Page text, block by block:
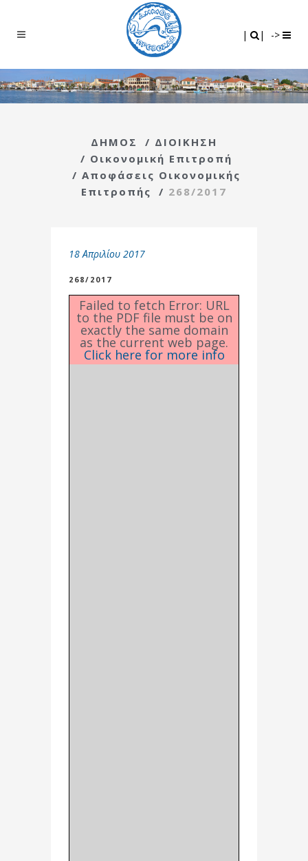
| | ->
ΔΗΜΟΣ / ΔΙΟΙΚΗΣΗ
/ Οικονομική Επιτροπή
/ Αποφάσεις Οικονομικής
Επιτροπής
/ 268/2017
18 Απριλίου 2017
268/2017
Failed to fetch Error: URL
to the PDF file must be on
exactly the same domain
as the current web page.
Click here for more info